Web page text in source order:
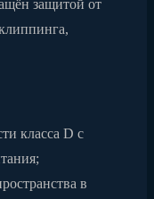
защитой от
класса D с
в